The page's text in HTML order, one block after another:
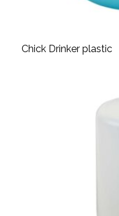
Chick Drinker plastic